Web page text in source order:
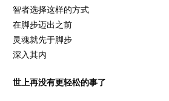
智者选择这样的方式
在脚步迈出之前
灵魂就先于脚步
深入其内
世上再没有更轻松的事了